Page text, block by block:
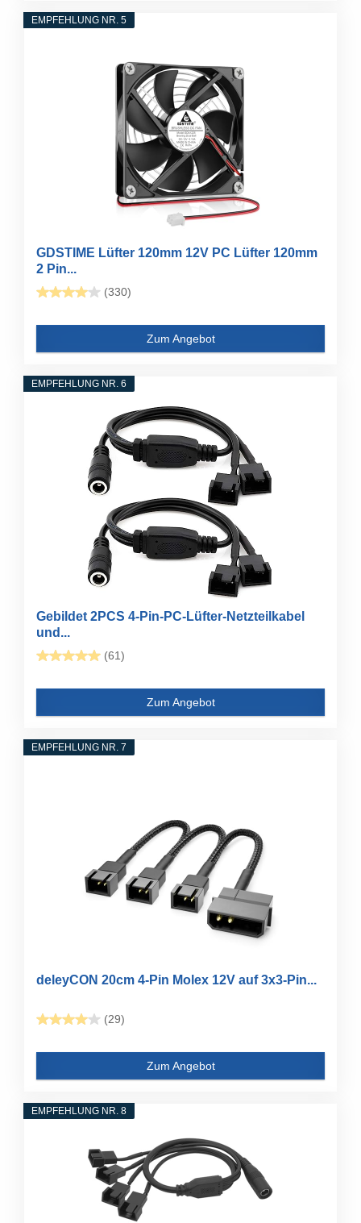
EMPFEHLUNG NR. 5
GDSTIME Lüfter 120mm 12V PC Lüfter 120mm
2 Pin...
(330)
Zum Angebot
EMPFEHLUNG NR. 6
Gebildet 2PCS 4-Pin-PC-Lüfter-Netzteilkabel
und...
(61)
Zum Angebot
EMPFEHLUNG NR. 7
deleyCON 20cm 4-Pin Molex 12V auf 3x3-Pin...
(29)
Zum Angebot
EMPFEHLUNG NR. 8